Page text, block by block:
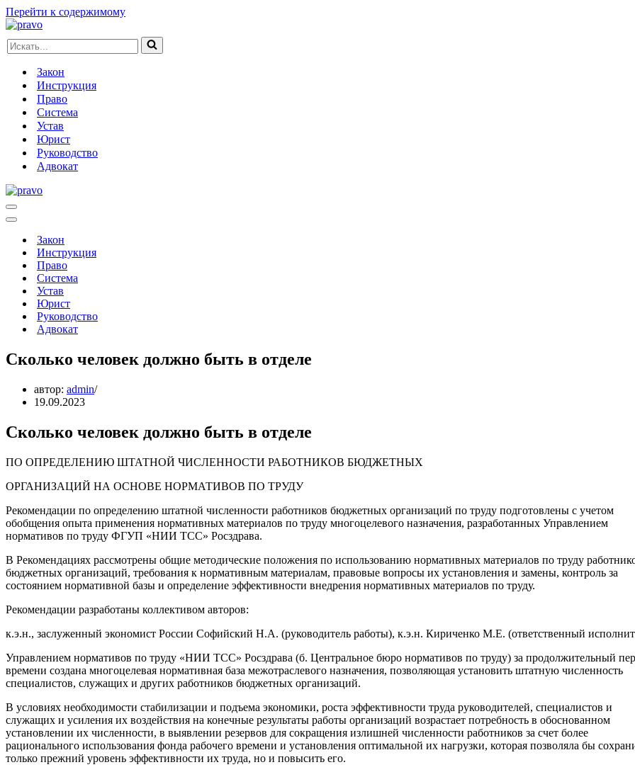
Перейти к содержимому
Искать...
Закон
Инструкция
Право
Система
Устав
Юрист
Руководство
Адвокат
Меню
навигации
Меню
навигацииЗакон
Инструкция
Право
Система
Устав
Юрист
Руководство
Адвокат
Сколько человек должно быть в отделе
автор: admin
19.09.2023
Сколько человек должно быть в отделе
ПО ОПРЕДЕЛЕНИЮ ШТАТНОЙ ЧИСЛЕННОСТИ РАБОТНИКОВ БЮДЖЕТНЫХ
ОРГАНИЗАЦИЙ НА ОСНОВЕ НОРМАТИВОВ ПО ТРУДУ
Рекомендации по определению штатной численности работников бюджетных организаций по труду подготовлены с учетом
обобщения опыта применения нормативных материалов по труду многоцелевого назначения, разработанных Управлением
нормативов по труду ФГУП «НИИ ТСС» Росздрава.
В Рекомендациях рассмотрены общие методические положения по использованию нормативных материалов по труду
бюджетных организаций, требования к нормативным материалам, правовые вопросы их установления и замены, контроль за
состоянием нормативной базы и определение эффективности внедрения нормативных материалов по труду.
Рекомендации разработаны коллективом авторов:
к.э.н., заслуженный экономист России Софийский Н.А. (руководитель работы), к.э.н. Кириченко М.Е. (ответственный
Управлением нормативов по труду «НИИ ТСС» Росздрава (б. Центральное бюро нормативов по труду) за продолжительный
времени создана многоцелевая нормативная база межотраслевого назначения, позволяющая установить штатную численность
специалистов, служащих и других работников бюджетных организаций.
В условиях необходимости стабилизации и подъема экономики, роста эффективности труда руководителей, специалистов и
служащих и усиления их воздействия на конечные результаты работы организаций возрастает потребность в обоснованном
установлении их численности, в выявлении резервов для сокращения излишней численности работников за счет более
рационального использования фонда рабочего времени и установления оптимальной их нагрузки, которая позволяла бы
только прежний уровень эффективности их труда, но и повысить его.